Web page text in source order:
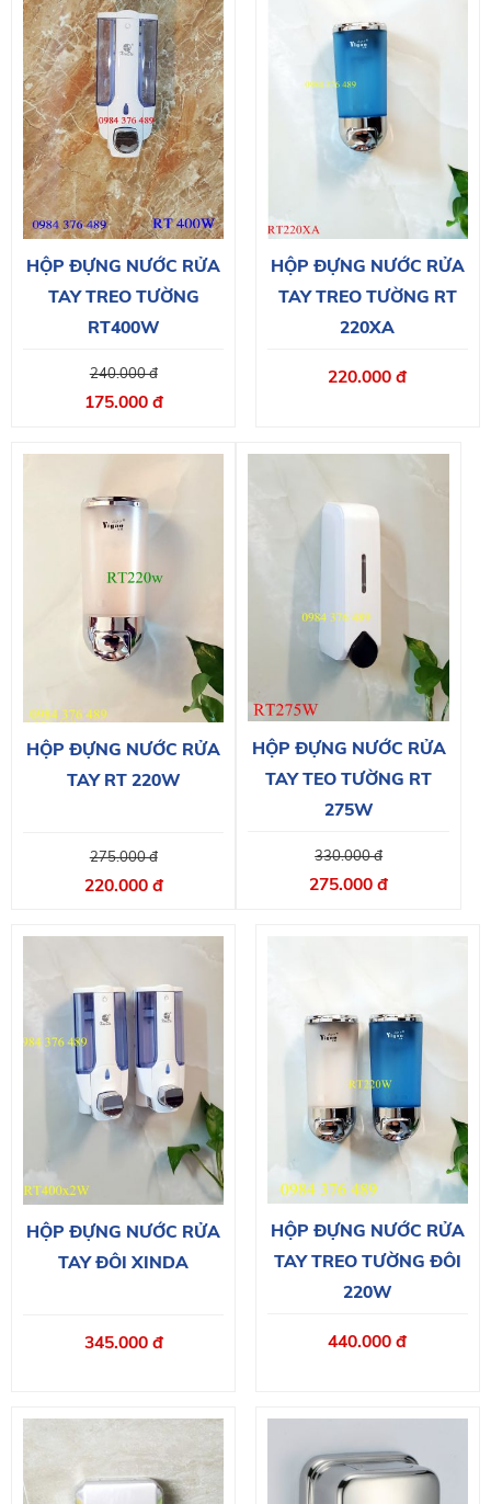
HỘP ĐỰNG NƯỚC RỬA
TAY TREO TƯỜNG
RT400W
240.000 đ
175.000 đ
HỘP ĐỰNG NƯỚC RỬA
TAY TREO TƯỜNG RT
220XA
220.000 đ
HỘP ĐỰNG NƯỚC RỬA
TAY RT 220W
275.000 đ
220.000 đ
HỘP ĐỰNG NƯỚC RỬA
TAY TEO TƯỜNG RT
275W
330.000 đ
275.000 đ
HỘP ĐỰNG NƯỚC RỬA
TAY TREO TƯỜNG ĐÔI
220W
440.000 đ
HỘP ĐỰNG NƯỚC RỬA
TAY ĐÔI XINDA
345.000 đ